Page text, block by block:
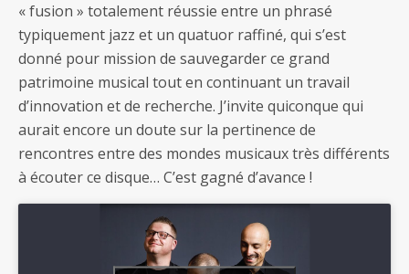
« fusion » totalement réussie entre un phrasé
typiquement jazz et un quatuor raffiné, qui s’est
donné pour mission de sauvegarder ce grand
patrimoine musical tout en continuant un travail
d’innovation et de recherche. J’invite quiconque qui
aurait encore un doute sur la pertinence de
rencontres entre des mondes musicaux très différents
à écouter ce disque… C’est gagné d’avance !